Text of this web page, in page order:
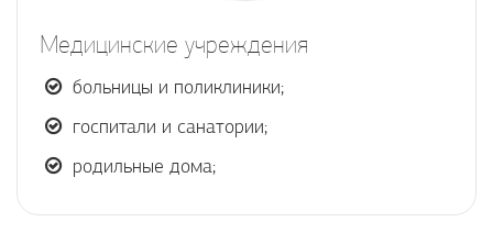
Медицинские учреждения
больницы и поликлиники;
госпитали и санатории;
родильные дома;